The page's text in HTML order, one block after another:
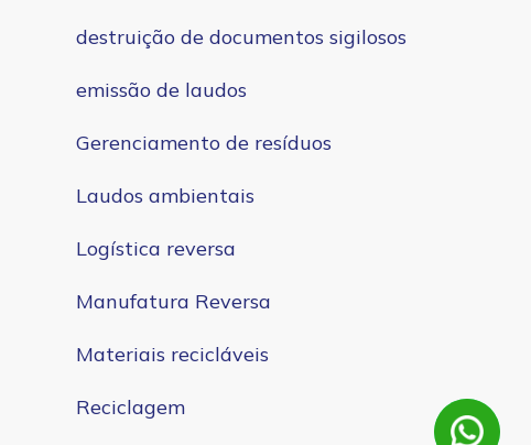
destruição de documentos sigilosos
emissão de laudos
Gerenciamento de resíduos
Laudos ambientais
Logística reversa
Manufatura Reversa
Materiais recicláveis
Reciclagem